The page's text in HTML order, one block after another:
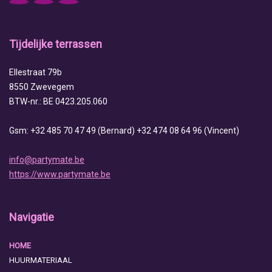
Tijdelijke terrassen
Ellestraat 79b
8550 Zwevegem
BTW-nr.: BE 0423.205.060
Gsm: +32 485 70 47 49 (Bernard) +32 474 08 64 96 (Vincent)
info@partymate.be
https://www.partymate.be
Navigatie
HOME
HUURMATERIAAL